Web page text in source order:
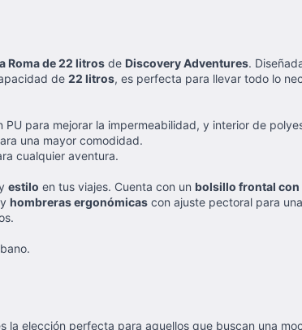
Roma de 22 litros de Discovery Adventures.
de 22 litros, es perfecta para llevar todo lo
para mejorar la impermeabilidad, y interior de
una mayor comodidad.
cualquier aventura.
estilo en tus viajes. Cuenta con un bolsillo frontal con
hombreras ergonómicas con ajuste pectoral para
la elección perfecta para aquellos que buscan una